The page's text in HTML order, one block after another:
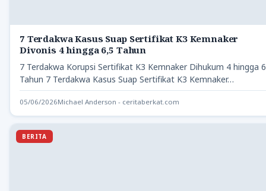
7 Terdakwa Kasus Suap Sertifikat K3 Kemnaker
Divonis 4 hingga 6,5 Tahun
7 Terdakwa Korupsi Sertifikat K3 Kemnaker Dihukum 4 hingga
Tahun 7 Terdakwa Kasus Suap Sertifikat K3 Kemnaker…
05/06/2026Michael Anderson - ceritaberkat.com
BERITA